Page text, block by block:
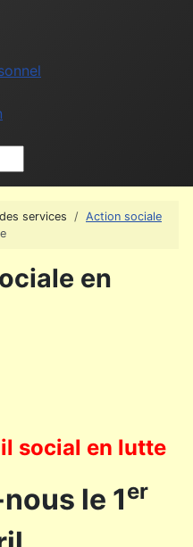
services
Action sociale
en
social en lutte
le 1er